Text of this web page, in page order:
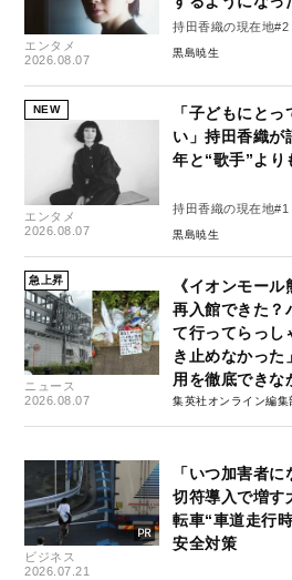
エンタメ
2026.08.07
持田香織の現在地#2
黒島暁生
NEW
エンタメ
2026.08.07
「子どもにと
い」持田香織が
年と“歌手”より
持田香織の現在地#1
黒島暁生
急上昇
ニュース
2026.08.07
《イオンモー
再入館できた？
て行ってらっし
き止めなかった
用を徹底できな
集英社オンライン編集
ビジネス
2026.07.21
「いつ加害者
切符導入で増す
転車“車道走行
安全対策